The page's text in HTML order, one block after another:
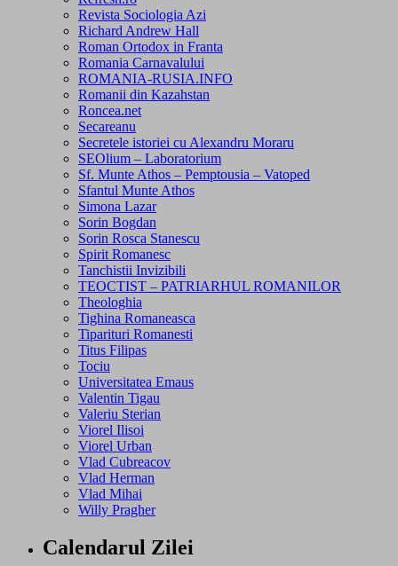
Revista Sociologia Azi
Richard Andrew Hall
Roman Ortodox in Franta
Romania Carnavalului
ROMANIA-RUSIA.INFO
Romanii din Kazahstan
Roncea.net
Secareanu
Secretele istoriei cu Alexandru Moraru
SEOlium – Laboratorium
Sf. Munte Athos – Pemptousia – Vatoped
Sfantul Munte Athos
Simona Lazar
Sorin Bogdan
Sorin Rosca Stanescu
Spirit Romanesc
Tanchistii Invizibili
TEOCTIST – PATRIARHUL ROMANILOR
Theologhia
Tighina Romaneasca
Tiparituri Romanesti
Titus Filipas
Tociu
Universitatea Emaus
Valentin Tigau
Valeriu Sterian
Viorel Ilisoi
Viorel Urban
Vlad Cubreacov
Vlad Herman
Vlad Mihai
Willy Pragher
Calendarul Zilei